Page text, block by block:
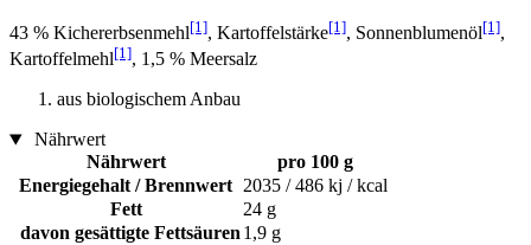
43 % Kichererbsenmehl[1], Kartoffelstärke[1], Sonnenblumenöl[1],
Kartoffelmehl[1], 1,5 % Meersalz
aus biologischem Anbau
Nährwert
Nährwert
pro 100 g
Energiegehalt / Brennwert 2035 / 486 kj / kcal
Fett
24 g
davon gesättigte Fettsäuren 1,9 g